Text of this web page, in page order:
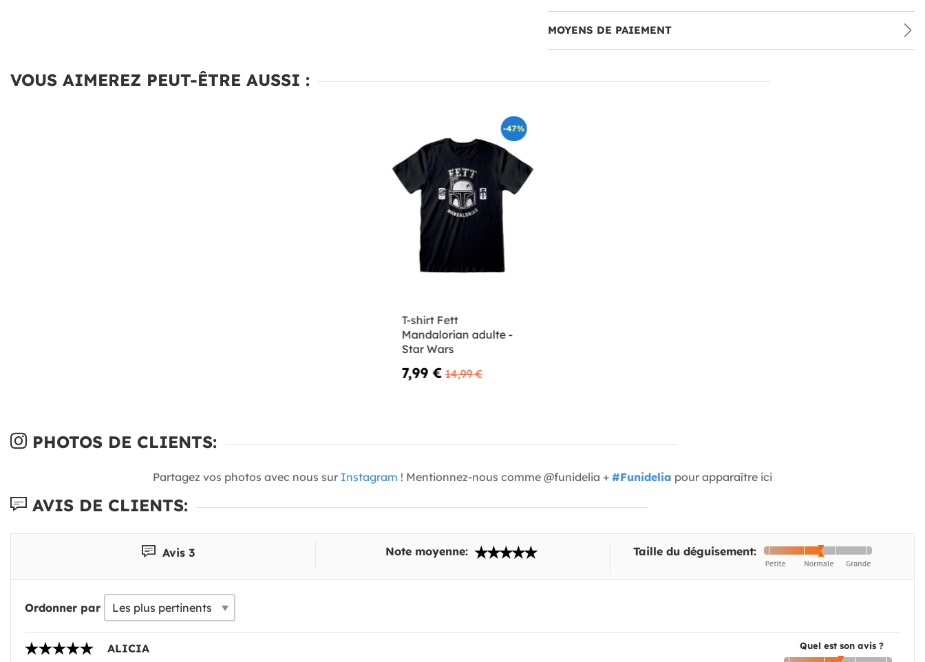
MOYENS DE PAIEMENT
VOUS AIMEREZ PEUT-ÊTRE AUSSI :
-47%
T-shirt Fett
Mandalorian adulte -
Star Wars
7,99 € 14,99 €
PHOTOS DE CLIENTS:
Partagez vos photos avec nous sur Instagram ! Mentionnez-nous comme @funidelia + #Funidelia pour apparaître ici
AVIS DE CLIENTS:
Avis 3 Note moyenne: Taille du déguisement:
Ordonner par
Quel est son avis ?
ALICIA